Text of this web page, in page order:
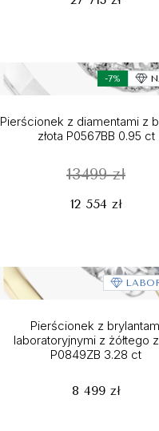
-7%
Pierścionek z diamentami z
złota P0567BB 0.95 ct
13499 zł
12 554 zł
Pierścionek z
laboratoryjnymi z żółtego
P0849ZB 3.28 ct
8 499 zł